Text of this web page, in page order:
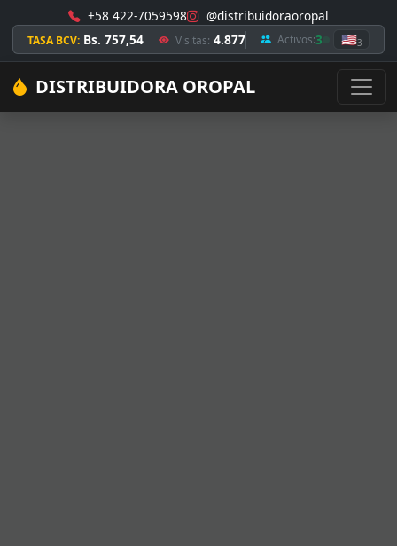
+58 422-7059598 @distribuidoraoropal
TASA BCV: Bs. 757,54 Visitas: 4.877 Activos:3 🇺🇸3
DISTRIBUIDORA OROPAL